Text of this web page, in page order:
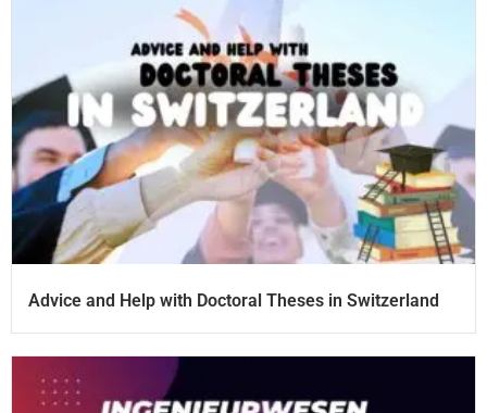
Advice and Help with Doctoral Theses in Switzerland